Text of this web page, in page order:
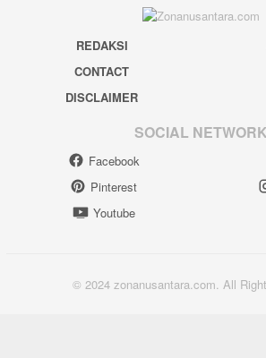
REDAKSI
CONTACT
DISCLAIMER
SOCIAL NETWORK
Facebook
Pinterest
Youtube
© 2024 zonanusantara.com. All